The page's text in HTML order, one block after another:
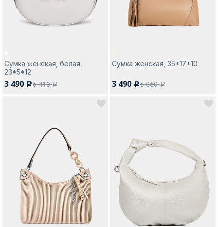
Сумка женская, белая,
23*5*12
3 490 c6 410a
Сумка женская, 35*17*10
3 490 c5 060a